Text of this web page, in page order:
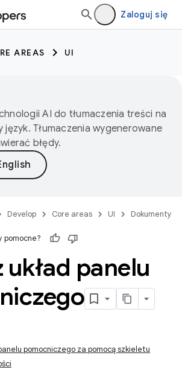
Zaloguj się
AREAS UI
AI do tłumaczenia treści na
Tłumaczenia wygenerowane
błędy.
Develop Core areas UI Dokumenty
pomocne?
panelu
pomocniczego za pomocą szkieletu